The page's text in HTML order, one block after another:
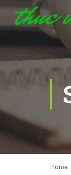
Home